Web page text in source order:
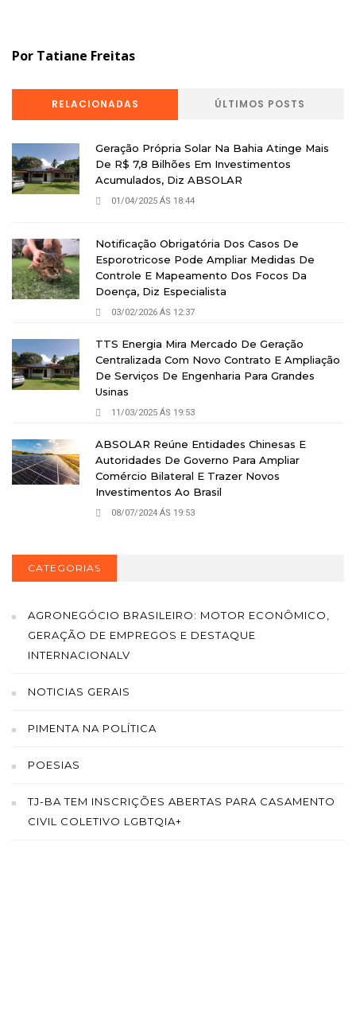
Por Tatiane Freitas
RELACIONADAS ÚLTIMOS POSTS
Geração Própria Solar Na Bahia Atinge Mais
De R$ 7,8 Bilhões Em Investimentos
Acumulados, Diz ABSOLAR
01/04/2025 ÁS 18:44
Notificação Obrigatória Dos Casos De
Esporotricose Pode Ampliar Medidas De
Controle E Mapeamento Dos Focos Da
Doença, Diz Especialista
03/02/2026 ÁS 12:37
TTS Energia Mira Mercado De Geração
Centralizada Com Novo Contrato E Ampliação
De Serviços De Engenharia Para Grandes
Usinas
11/03/2025 ÁS 19:53
ABSOLAR Reúne Entidades Chinesas E
Autoridades De Governo Para Ampliar
Comércio Bilateral E Trazer Novos
Investimentos Ao Brasil
08/07/2024 ÁS 19:53
CATEGORIAS
AGRONEGÓCIO BRASILEIRO: MOTOR ECONÔMICO,
GERAÇÃO DE EMPREGOS E DESTAQUE
INTERNACIONALV
NOTICIAS GERAIS
PIMENTA NA POLÍTICA
POESIAS
TJ-BA TEM INSCRIÇÕES ABERTAS PARA CASAMENTO
CIVIL COLETIVO LGBTQIA+